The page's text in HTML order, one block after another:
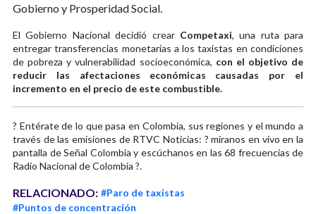
Gobierno y Prosperidad Social.
El Gobierno Nacional decidió crear Competaxi, una ruta para
entregar transferencias monetarias a los taxistas en condiciones
de pobreza y vulnerabilidad socioeconómica, con el objetivo de
reducir las afectaciones económicas causadas por el
incremento en el precio de este combustible.
? Entérate de lo que pasa en Colombia, sus regiones y el mundo a
través de las emisiones de RTVC Noticias: ? míranos en vivo en la
pantalla de Señal Colombia y escúchanos en las 68 frecuencias de
Radio Nacional de Colombia ?.
RELACIONADO: #Paro de taxistas
#Puntos de concentración